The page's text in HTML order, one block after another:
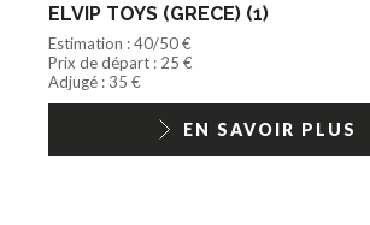
ELVIP TOYS (GRECE) (1)
Estimation : 40/50 €
Prix de départ : 25 €
Adjugé : 35 €
EN SAVOIR PLUS